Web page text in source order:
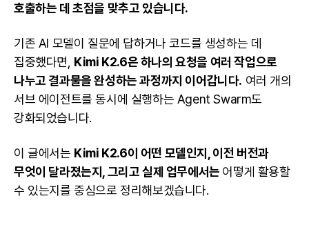
호출하는 데 초점을 맞추고 있습니다.
기존 AI 모델이 질문에 답하거나 코드를 생성하는 데
집중했다면, Kimi K2.6은 하나의 요청을 여러 작업으로
나누고 결과물을 완성하는 과정까지 이어갑니다. 여러 개의
서브 에이전트를 동시에 실행하는 Agent Swarm도
강화되었습니다.
이 글에서는 Kimi K2.6이 어떤 모델인지, 이전 버전과
무엇이 달라졌는지, 그리고 실제 업무에서는 어떻게 활용할
수 있는지를 중심으로 정리해보겠습니다.